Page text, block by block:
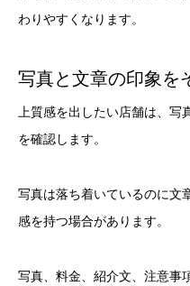
わりやすくなります。
写真と文章の印象を
上質感を出したい店舗は、写
を確認します。
写真は落ち着いているのに文
感を持つ場合があります。
写真、料金、紹介文、注意事